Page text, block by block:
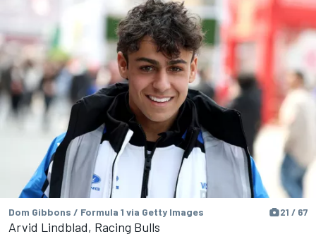
Dom Gibbons / Formula 1 via Getty Images 21 / 67
Arvid Lindblad, Racing Bulls